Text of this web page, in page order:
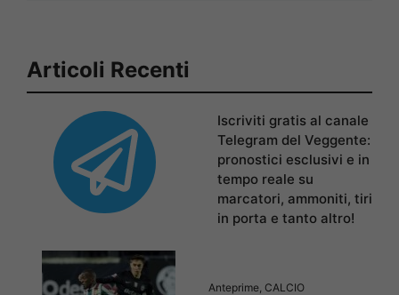
Articoli Recenti
Iscriviti gratis al canale
Telegram del Veggente:
pronostici esclusivi e in
tempo reale su
marcatori, ammoniti, tiri
in porta e tanto altro!
Anteprime CALCIO